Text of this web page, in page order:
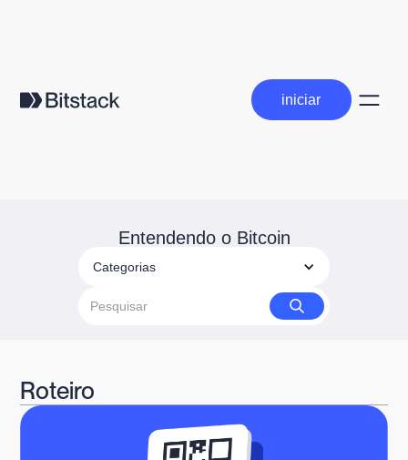
iniciar
iniciar
Entendendo o Bitcoin
Categorias
Roteiro